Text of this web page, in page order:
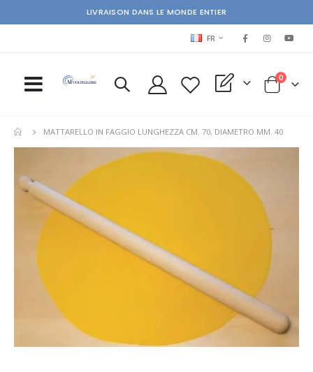
LIVRAISON DANS LE MONDE ENTIER
LANGUAGE
FR
My Quote Cart
0items
MATTARELLO IN FAGGIO LUNGHEZZA CM. 70, DIAMETRO MM. 40
the
images